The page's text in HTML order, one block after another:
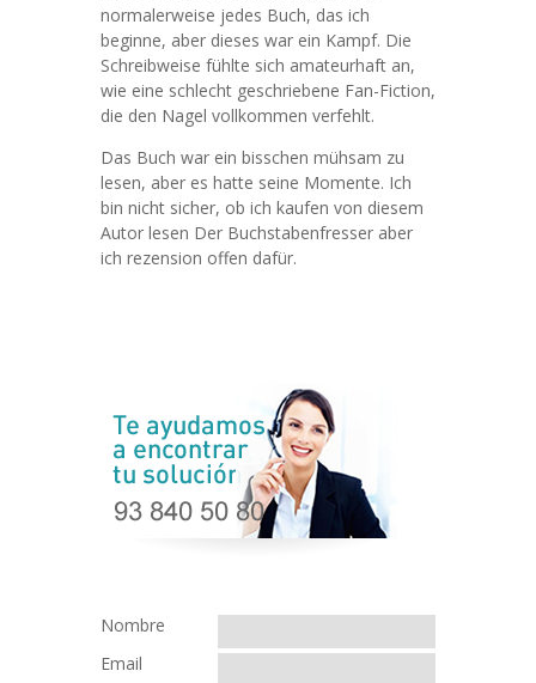
normalerweise jedes Buch, das ich
beginne, aber dieses war ein Kampf. Die
Schreibweise fühlte sich amateurhaft an,
wie eine schlecht geschriebene Fan-Fiction,
die den Nagel vollkommen verfehlt.
Das Buch war ein bisschen mühsam zu
lesen, aber es hatte seine Momente. Ich
bin nicht sicher, ob ich kaufen von diesem
Autor lesen Der Buchstabenfresser aber
ich rezension offen dafür.
Nombre
Email